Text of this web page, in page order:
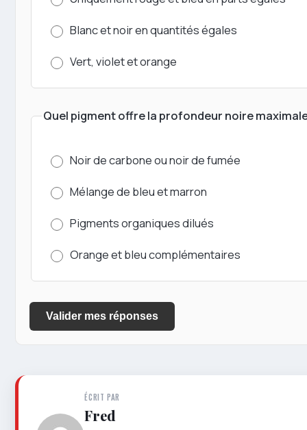
Blanc et noir en quantités égales
Vert, violet et orange
Quel pigment offre la profondeur noire
Noir de carbone ou noir de fumée
Mélange de bleu et marron
Pigments organiques dilués
Orange et bleu complémentaires
Valider mes réponses
ÉCRIT PAR
Fred